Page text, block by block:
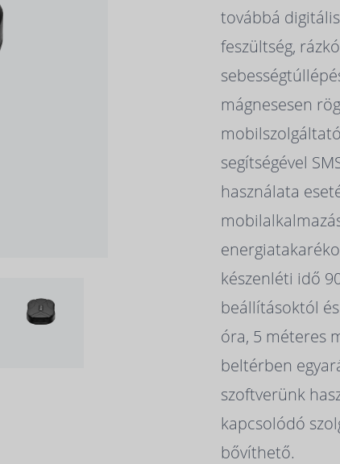
továbbá
feszültség,
mágnesesen
segítségével
használata
készenléti idő
beállításoktól
óra, 5 méteres
beltérben
szoftverünk
kapcsolódó
bővíthető.